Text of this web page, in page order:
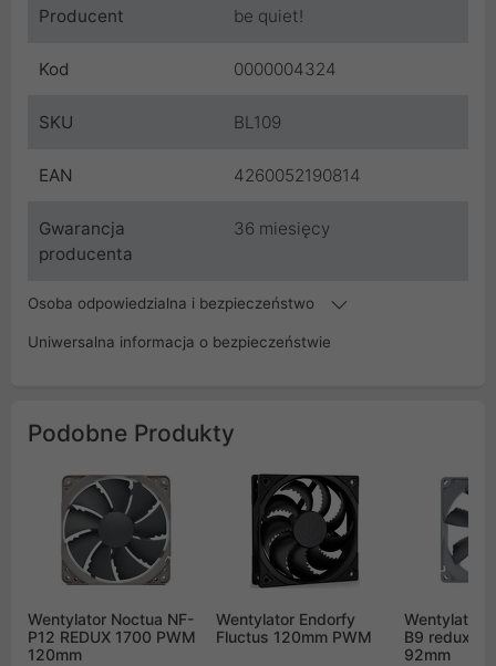
Producent be quiet!
Kod 0000004324
SKU BL109
EAN 4260052190814
Gwarancja
producenta
36 miesięcy
Osoba odpowiedzialna i bezpieczeństwo
Uniwersalna informacja o bezpieczeństwie
Podobne Produkty
Wentylator Noctua NF-
P12 REDUX 1700 PWM
120mm
Wentylator Endorfy
Fluctus 120mm PWM
Wentylator
B9 redux
92mm